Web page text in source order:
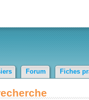
Forum Fiches